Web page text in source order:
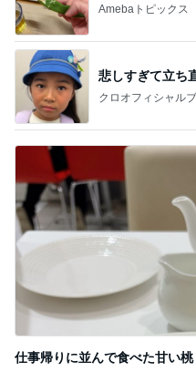
Amebaトピックス
悲しすぎて立ち
クロオフィシャル
仕事帰りに並んで食べた甘い桃